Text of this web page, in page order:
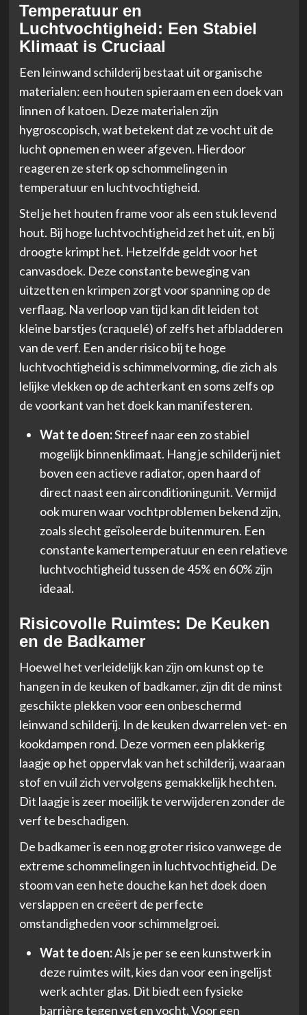
Temperatuur en
Luchtvochtigheid: Een Stabiel
Klimaat is Cruciaal
Een leinwand schilderij bestaat uit organische
materialen: een houten spieraam en een doek van
linnen of katoen. Deze materialen zijn
hygroscopisch, wat betekent dat ze vocht uit de
lucht opnemen en weer afgeven. Hierdoor
reageren ze sterk op schommelingen in
temperatuur en luchtvochtigheid.
Stel je het houten frame voor als een stuk levend
hout. Bij hoge luchtvochtigheid zet het uit, en bij
droogte krimpt het. Hetzelfde geldt voor het
canvasdoek. Deze constante beweging van
uitzetten en krimpen zorgt voor spanning op de
verflaag. Na verloop van tijd kan dit leiden tot
kleine barstjes (craquelé) of zelfs het afbladderen
van de verf. Een ander risico bij te hoge
luchtvochtigheid is schimmelvorming, die zich als
lelijke vlekken op de achterkant en soms zelfs op
de voorkant van het doek kan manifesteren.
Wat te doen:Streef naar een zo stabiel
mogelijk binnenklimaat. Hang je schilderij niet
boven een actieve radiator, open haard of
direct naast een airconditioningunit. Vermijd
ook muren waar vochtproblemen bekend zijn,
zoals slecht geïsoleerde buitenmuren. Een
constante kamertemperatuur en een relatieve
luchtvochtigheid tussen de 45% en 60% zijn
ideaal.
Risicovolle Ruimtes: De Keuken
en de Badkamer
Hoewel het verleidelijk kan zijn om kunst op te
hangen in de keuken of badkamer, zijn dit de minst
geschikte plekken voor een onbeschermd
leinwand schilderij. In de keuken dwarrelen vet- en
kookdampen rond. Deze vormen een plakkerig
laagje op het oppervlak van het schilderij, waaraan
stof en vuil zich vervolgens gemakkelijk hechten.
Dit laagje is zeer moeilijk te verwijderen zonder de
verf te beschadigen.
De badkamer is een nog groter risico vanwege de
extreme schommelingen in luchtvochtigheid. De
stoom van een hete douche kan het doek doen
verslappen en creëert de perfecte
omstandigheden voor schimmelgroei.
Wat te doen:Als je per se een kunstwerk in
deze ruimtes wilt, kies dan voor een ingelijst
werk achter glas. Dit biedt een fysieke
barrière tegen vet en vocht. Voor een